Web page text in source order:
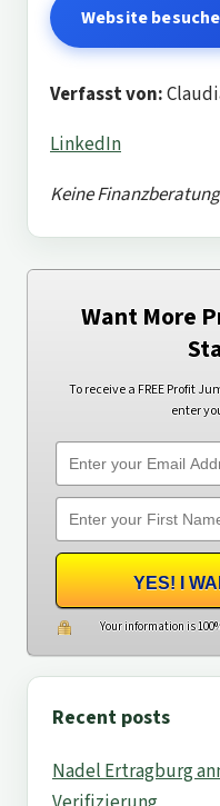
Website
Verfasst von:
LinkedIn
Keine
Want More
To receive a FREE Profit
enter
YES! I
Your information is
Recent posts
Nadel Ertragburg